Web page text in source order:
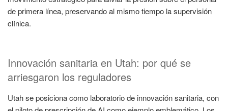
de primera línea, preservando al mismo tiempo la supervisión
clínica.
Innovación sanitaria en Utah: por qué se
arriesgaron los reguladores
Utah se posiciona como laboratorio de innovación sanitaria, con